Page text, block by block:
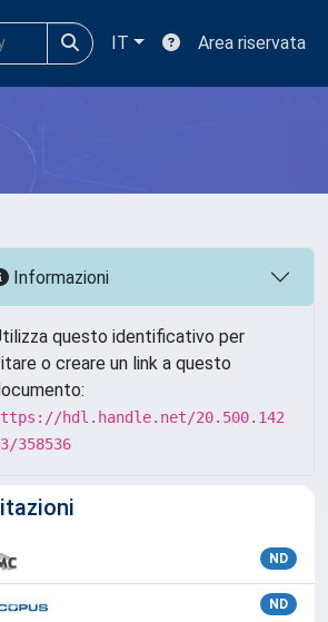
IT Area riservata
Informazioni
questo identificativo per
o creare un link a questo
hdl.handle.net/20.500.142
358536
ND
ND